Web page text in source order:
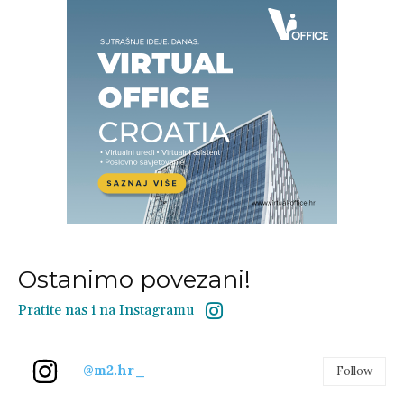
Ostanimo povezani!
Pratite nas i na Instagramu
@m2.hr_ Follow